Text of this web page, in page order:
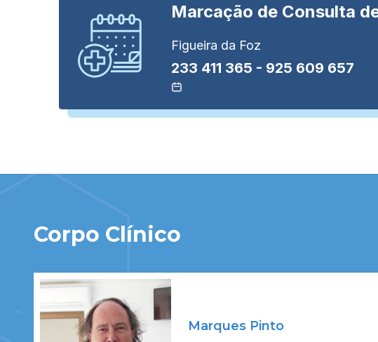
Marcação de Consulta
Figueira da Foz
233 411 365 - 925 609 657
Corpo Clínico
Marques Pinto